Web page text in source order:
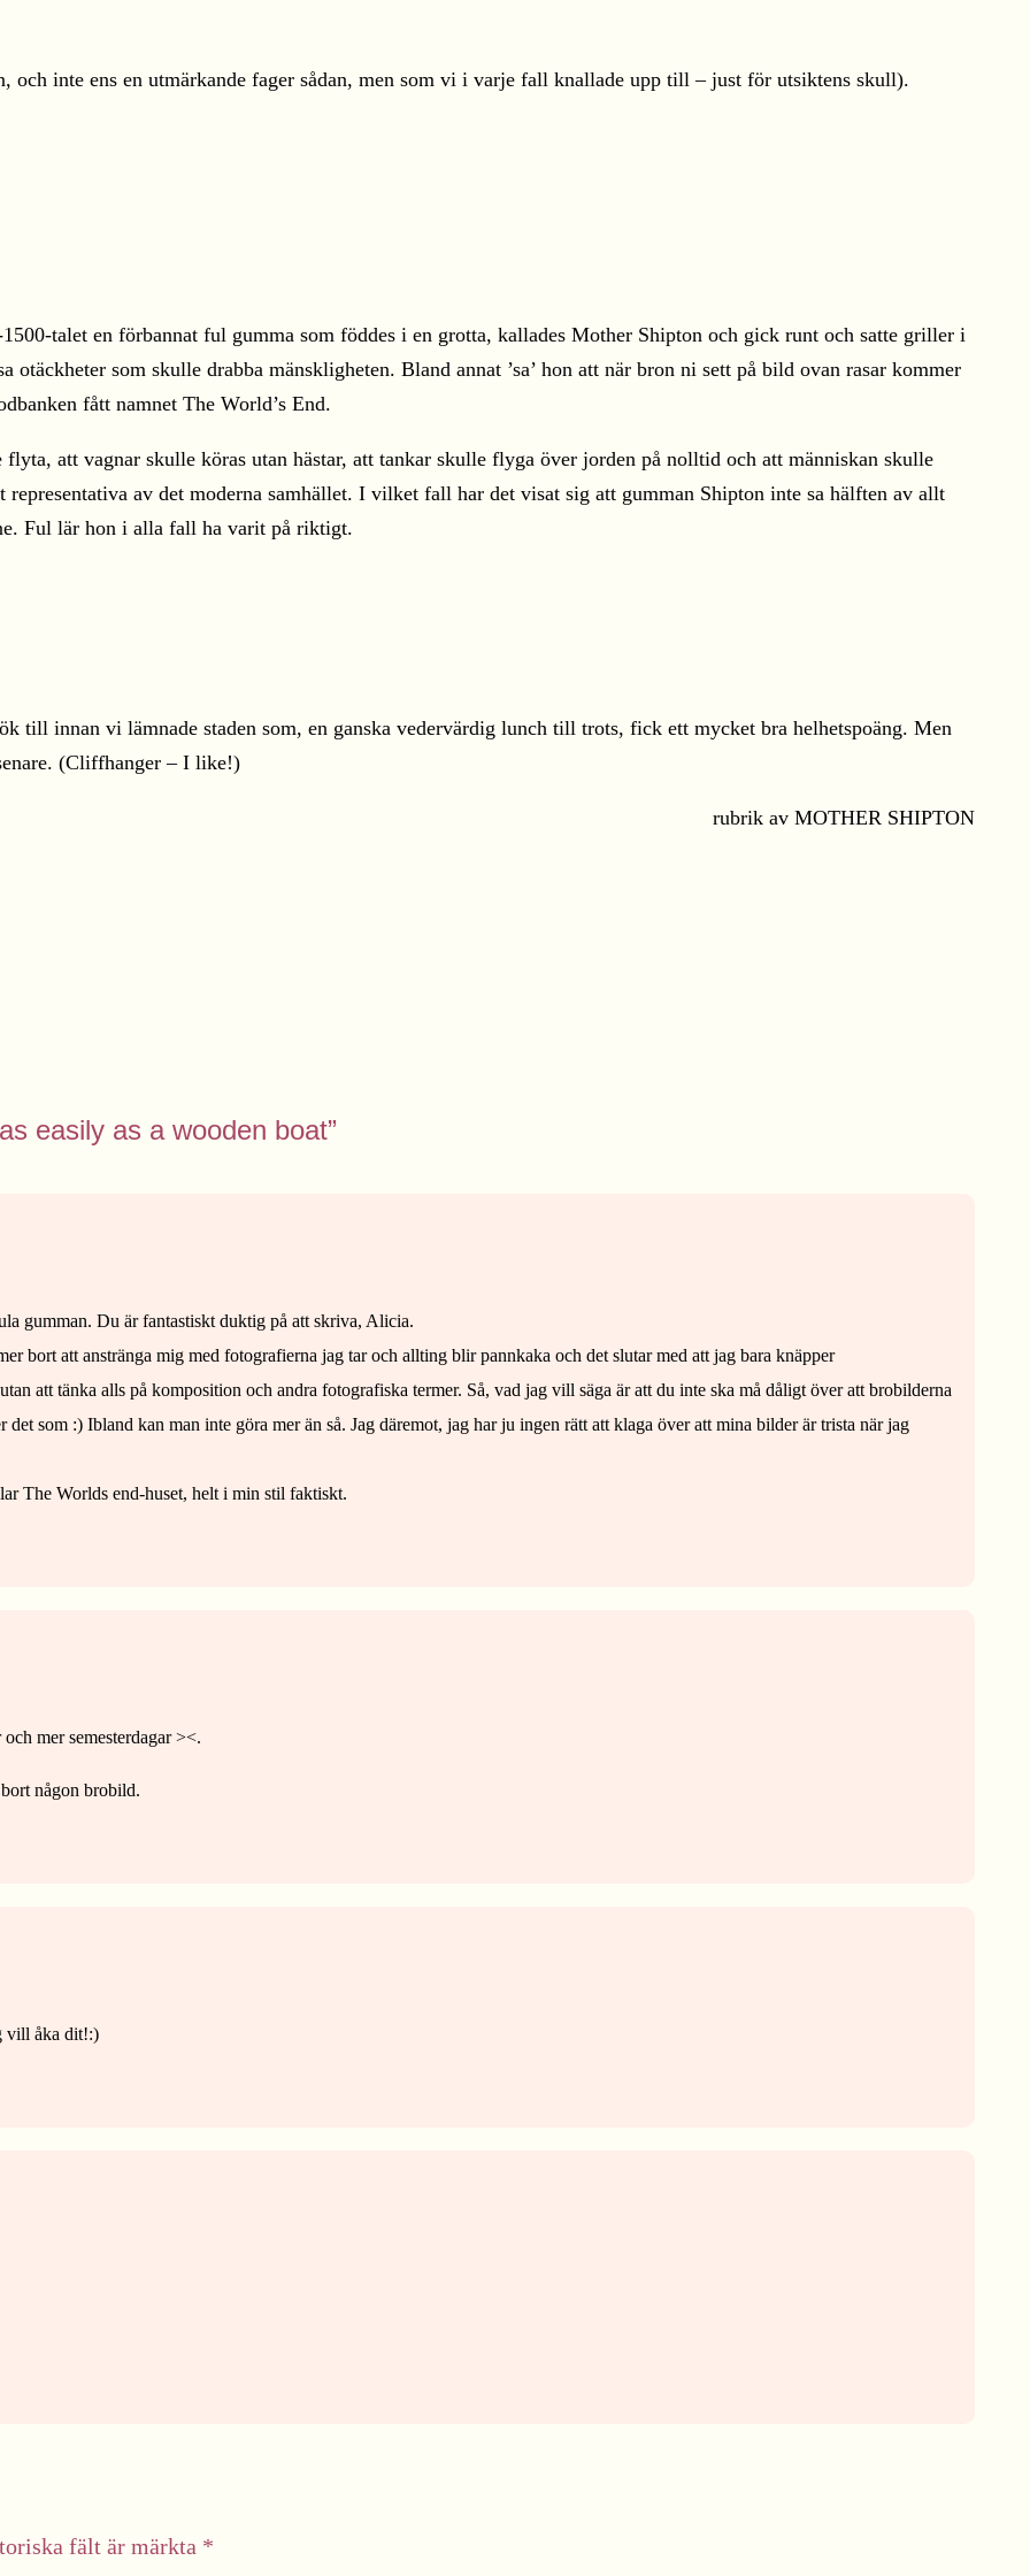
och inte ens en utmärkande fager sådan, men som vi i varje fall knallade upp till – just för utsiktens skull).
talet en förbannat ful gumma som föddes i en grotta, kallades Mother Shipton och gick runt och satte griller i
otäckheter som skulle drabba mänskligheten. Bland annat ’sa’ hon att när bron ni sett på bild ovan rasar kommer
fått namnet The World’s End.
att vagnar skulle köras utan hästar, att tankar skulle flyga över jorden på nolltid och att människan skulle
av det moderna samhället. I vilket fall har det visat sig att gumman Shipton inte sa hälften av allt
Ful lär hon i alla fall ha varit på riktigt.
till innan vi lämnade staden som, en ganska vedervärdig lunch till trots, fick ett mycket bra helhetspoäng. Men
(Cliffhanger – I like!)
rubrik av MOTHER SHIPTON
easily as a wooden boat”
gumman. Du är fantastiskt duktig på att skriva, Alicia.
bort att anstränga mig med fotografierna jag tar och allting blir pannkaka och det slutar med att jag bara knäpper
att tänka alls på komposition och andra fotografiska termer. Så, vad jag vill säga är att du inte ska må dåligt över att brobilderna
som :) Ibland kan man inte göra mer än så. Jag däremot, jag har ju ingen rätt att klaga över att mina bilder är trista när jag
The Worlds end-huset, helt i min stil faktiskt.
mer semesterdagar ><.
någon brobild.
vill åka dit!:)
fält är märkta *